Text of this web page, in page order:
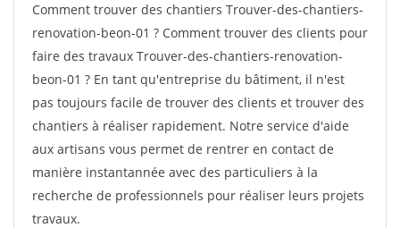
Comment trouver des chantiers Trouver-des-chantiers-
renovation-beon-01 ? Comment trouver des clients pour
faire des travaux Trouver-des-chantiers-renovation-
beon-01 ? En tant qu'entreprise du bâtiment, il n'est
pas toujours facile de trouver des clients et trouver des
chantiers à réaliser rapidement. Notre service d'aide
aux artisans vous permet de rentrer en contact de
manière instantannée avec des particuliers à la
recherche de professionnels pour réaliser leurs projets
travaux.